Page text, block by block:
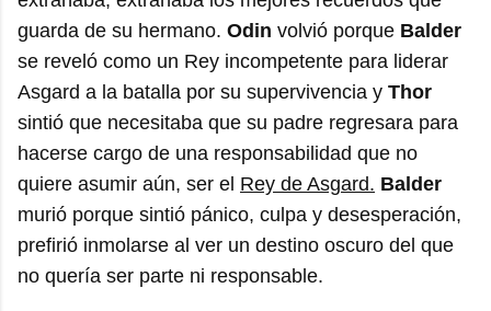
guarda de su hermano. Odin volvió porque Balder
se reveló como un Rey incompetente para liderar
Asgard a la batalla por su supervivencia y Thor
sintió que necesitaba que su padre regresara para
hacerse cargo de una responsabilidad que no
quiere asumir aún, ser el Rey de Asgard. Balder
murió porque sintió pánico, culpa y desesperación,
prefirió inmolarse al ver un destino oscuro del que
no quería ser parte ni responsable.